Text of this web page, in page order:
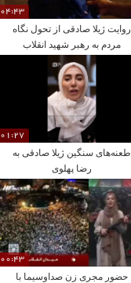
04:43
روایت ژیلا صادقی از تحول نگاه
مردم به رهبر شهید انقلاب
01:27
طعنه‌های سنگین ژیلا صادقی به
رضا پهلوی
00:43
حضور مجری زن صداوسیما با